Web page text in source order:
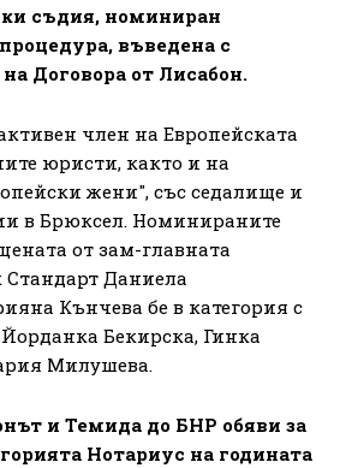
съдия, номиниран
въведена с
Договора от Лисабон.
член на Европейската
юристи, както и на
жени", със седалище и
в Брюксел. Номинираните
от зам-главната
Стандарт Даниела
Кънчева бе в категория с
Бекирска, Гинка
Милушева.
и Темида до БНР обяви за
Нотариус на годината